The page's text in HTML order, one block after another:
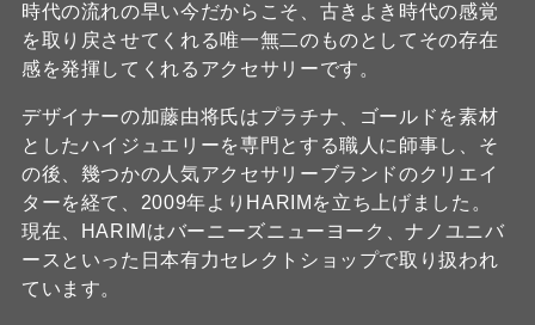
時代の流れの早い今だからこそ、古きよき時代の感覚
を取り戻させてくれる唯一無二のものとしてその存在
感を発揮してくれるアクセサリーです。
デザイナーの加藤由将氏はプラチナ、ゴールドを素材
としたハイジュエリーを専門とする職人に師事し、そ
の後、幾つかの人気アクセサリーブランドのクリエイ
ターを経て、2009年よりHARIMを立ち上げました。
現在、HARIMはバーニーズニューヨーク、ナノユニバ
ースといった日本有力セレクトショップで取り扱われ
ています。